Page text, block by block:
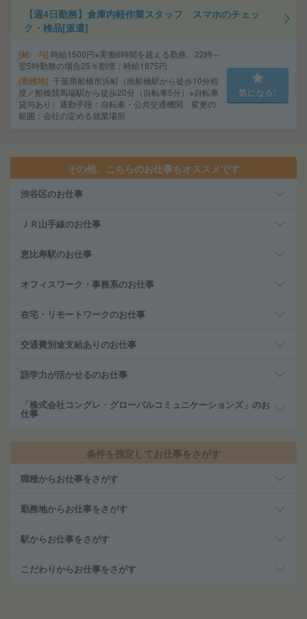
【週4日勤務】倉庫内軽作業スタッフ スマホのチェッ
ク・検品[派遣]
給 与 時給1500円※実働8時間を超える勤務、22時～
翌5時勤務の場合25％割増：時給1875円
勤務地 千葉県船橋市浜町（南船橋駅から徒歩10分程
度／船橋競馬場駅から徒歩20分（自転車5分）※自転車
貸与あり）通勤手段：自転車・公共交通機関 変更の
範囲：会社の定める就業場所
気になる!
その他、こちらのお仕事もオススメです
渋谷区のお仕事
ＪＲ山手線のお仕事
恵比寿駅のお仕事
オフィスワーク・事務系のお仕事
在宅・リモートワークのお仕事
交通費別途支給ありのお仕事
語学力が活かせるのお仕事
「株式会社コングレ・グローバルコミュニケーションズ」のお
仕事
条件を指定してお仕事をさがす
職種からお仕事をさがす
勤務地からお仕事をさがす
駅からお仕事をさがす
こだわりからお仕事をさがす